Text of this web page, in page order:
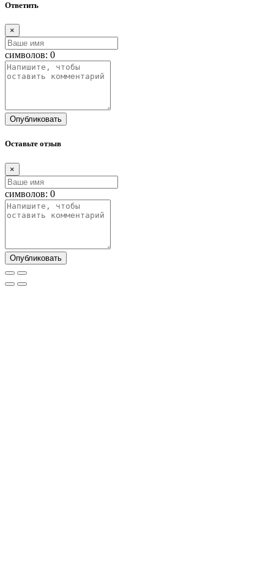
Ответить
×
символов: 0
Опубликовать
Оставьте отзыв
×
символов: 0
Опубликовать